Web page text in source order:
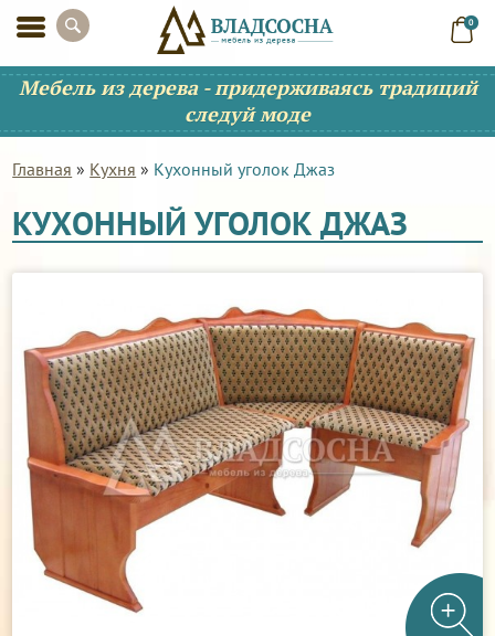
0
Мебель из дерева - придерживаясь традиций
следуй моде
Главная » Кухня » Кухонный уголок Джаз
КУХОННЫЙ УГОЛОК ДЖАЗ